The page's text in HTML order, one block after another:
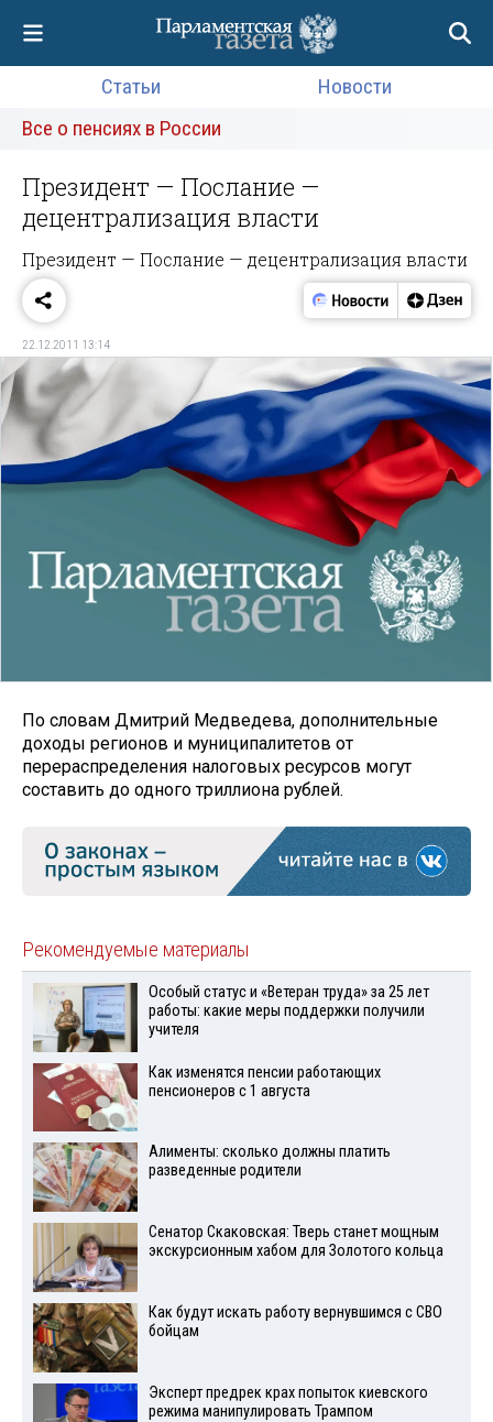
Статьи
Новости
Все о пенсиях в России
Президент — Послание —
децентрализация власти
Президент — Послание — децентрализация власти
22.12.2011 13:14
По словам Дмитрий Медведева, дополнительные
доходы регионов и муниципалитетов от
перераспределения налоговых ресурсов могут
составить до одного триллиона рублей.
Рекомендуемые материалы
Особый статус и «Ветеран труда» за 25 лет
работы: какие меры поддержки получили
учителя
Как изменятся пенсии работающих
пенсионеров с 1 августа
Алименты: сколько должны платить
разведенные родители
Сенатор Скаковская: Тверь станет мощным
экскурсионным хабом для Золотого кольца
Как будут искать работу вернувшимся с СВО
бойцам
Эксперт предрек крах попыток киевского
режима манипулировать Трампом